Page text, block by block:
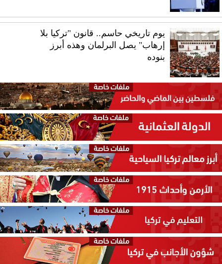
يوم تاريخي حاسم.. قانون "تركيا بلا
إرهاب" يصل البرلمان وهذه أبرز
بنوده